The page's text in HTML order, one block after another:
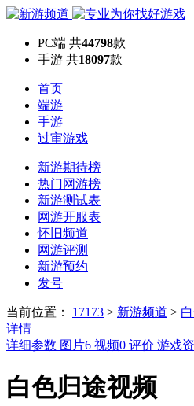
PC端 共44798款
手游 共18097款
首页
端游
手游
过审游戏
新游期待榜
热门网游榜
新游测试表
网游开服表
怀旧频道
网游评测
新游预约
发号
当前位置： 17173 > 新游频道 >
详情
详细参数 图片6 视频0 评价 游戏
白色归途视频